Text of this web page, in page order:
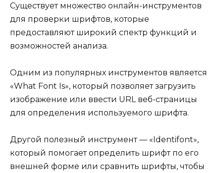
Существует множество онлайн-инструментов
для проверки шрифтов, которые
предоставляют широкий спектр функций и
возможностей анализа.
Одним из популярных инструментов является
«What Font Is», который позволяет загрузить
изображение или ввести URL веб-страницы
для определения используемого шрифта.
Другой полезный инструмент — «Identifont»,
который помогает определить шрифт по его
внешней форме или сравнить шрифты, чтобы